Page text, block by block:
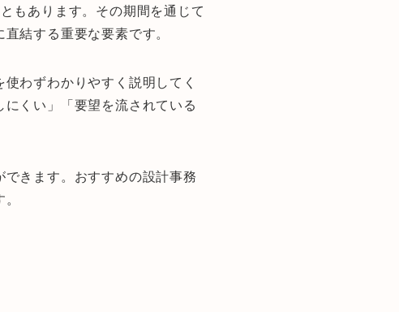
もあります。その期間を通じて
結する重要な要素です。
わずわかりやすく説明してく
くい」「要望を流されている
きます。おすすめの設計事務